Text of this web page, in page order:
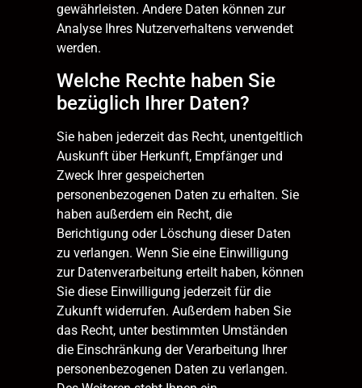
gewährleisten. Andere Daten können zur
Analyse Ihres Nutzerverhaltens verwendet
werden.
Welche Rechte haben Sie
bezüglich Ihrer Daten?
Sie haben jederzeit das Recht, unentgeltlich
Auskunft über Herkunft, Empfänger und
Zweck Ihrer gespeicherten
personenbezogenen Daten zu erhalten. Sie
haben außerdem ein Recht, die
Berichtigung oder Löschung dieser Daten
zu verlangen. Wenn Sie eine Einwilligung
zur Datenverarbeitung erteilt haben, können
Sie diese Einwilligung jederzeit für die
Zukunft widerrufen. Außerdem haben Sie
das Recht, unter bestimmten Umständen
die Einschränkung der Verarbeitung Ihrer
personenbezogenen Daten zu verlangen.